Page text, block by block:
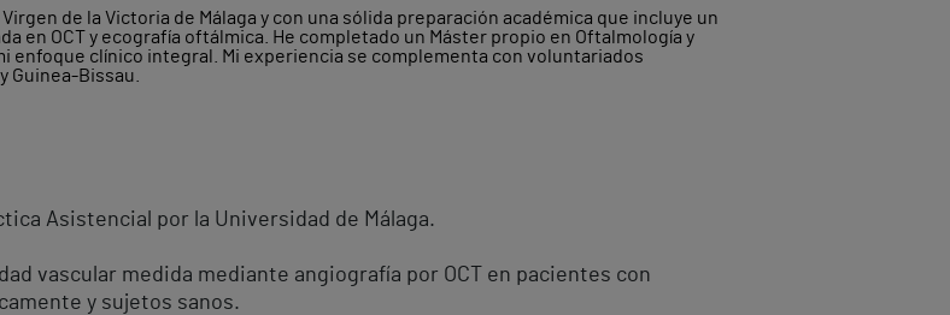
de la Victoria de Málaga y con una sólida preparación académica que incluye un
en OCT y ecografía oftálmica. He completado un Máster propio en Oftalmología y
clínico integral. Mi experiencia se complementa con voluntariados
Guinea-Bissau.
Asistencial por la Universidad de Málaga.
vascular medida mediante angiografía por OCT en pacientes con
y sujetos sanos.